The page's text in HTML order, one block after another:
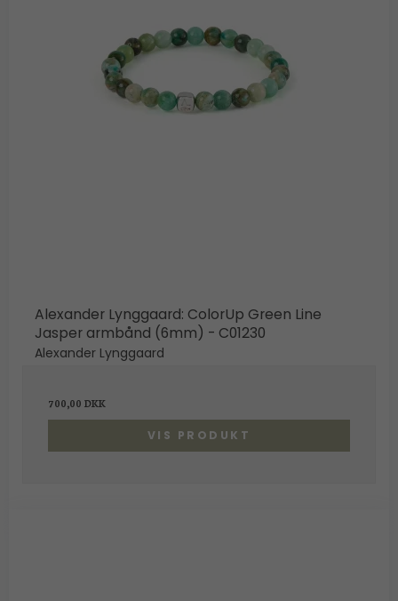
Alexander Lynggaard: ColorUp Green Line
Jasper armbånd (6mm) - C01230
Alexander Lynggaard
700,00 DKK
VIS PRODUKT